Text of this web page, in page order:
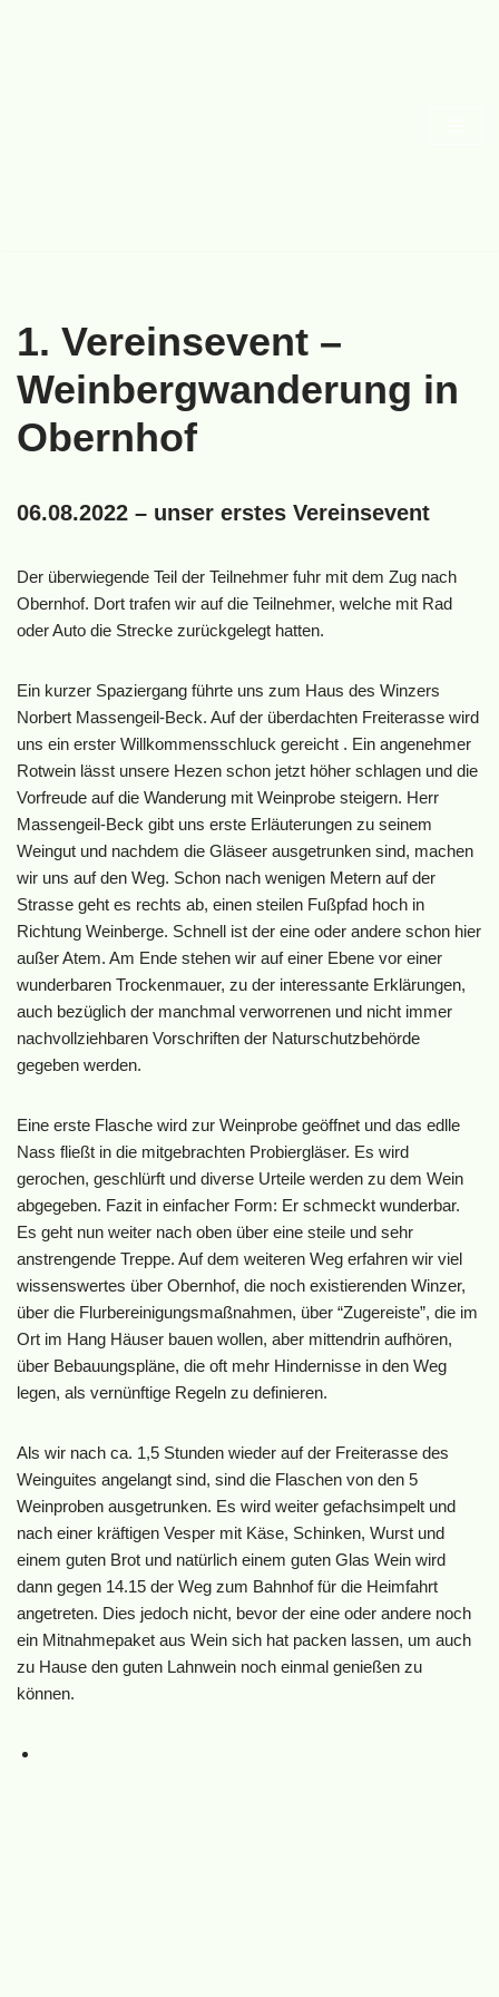
1. Vereinsevent –
Weinbergwanderung in
Obernhof
06.08.2022 – unser erstes Vereinsevent
Der überwiegende Teil der Teilnehmer fuhr mit dem Zug nach
Obernhof. Dort trafen wir auf die Teilnehmer, welche mit Rad
oder Auto die Strecke zurückgelegt hatten.
Ein kurzer Spaziergang führte uns zum Haus des Winzers
Norbert Massengeil-Beck. Auf der überdachten Freiterasse wird
uns ein erster Willkommensschluck gereicht . Ein angenehmer
Rotwein lässt unsere Hezen schon jetzt höher schlagen und die
Vorfreude auf die Wanderung mit Weinprobe steigern. Herr
Massengeil-Beck gibt uns erste Erläuterungen zu seinem
Weingut und nachdem die Gläseer ausgetrunken sind, machen
wir uns auf den Weg. Schon nach wenigen Metern auf der
Strasse geht es rechts ab, einen steilen Fußpfad hoch in
Richtung Weinberge. Schnell ist der eine oder andere schon hier
außer Atem. Am Ende stehen wir auf einer Ebene vor einer
wunderbaren Trockenmauer, zu der interessante Erklärungen,
auch bezüglich der manchmal verworrenen und nicht immer
nachvollziehbaren Vorschriften der Naturschutzbehörde
gegeben werden.
Eine erste Flasche wird zur Weinprobe geöffnet und das edlle
Nass fließt in die mitgebrachten Probiergläser. Es wird
gerochen, geschlürft und diverse Urteile werden zu dem Wein
abgegeben. Fazit in einfacher Form: Er schmeckt wunderbar.
Es geht nun weiter nach oben über eine steile und sehr
anstrengende Treppe. Auf dem weiteren Weg erfahren wir viel
wissenswertes über Obernhof, die noch existierenden Winzer,
über die Flurbereinigungsmaßnahmen, über “Zugereiste”, die im
Ort im Hang Häuser bauen wollen, aber mittendrin aufhören,
über Bebauungspläne, die oft mehr Hindernisse in den Weg
legen, als vernünftige Regeln zu definieren.
Als wir nach ca. 1,5 Stunden wieder auf der Freiterasse des
Weinguites angelangt sind, sind die Flaschen von den 5
Weinproben ausgetrunken. Es wird weiter gefachsimpelt und
nach einer kräftigen Vesper mit Käse, Schinken, Wurst und
einem guten Brot und natürlich einem guten Glas Wein wird
dann gegen 14.15 der Weg zum Bahnhof für die Heimfahrt
angetreten. Dies jedoch nicht, bevor der eine oder andere noch
ein Mitnahmepaket aus Wein sich hat packen lassen, um auch
zu Hause den guten Lahnwein noch einmal genießen zu
können.